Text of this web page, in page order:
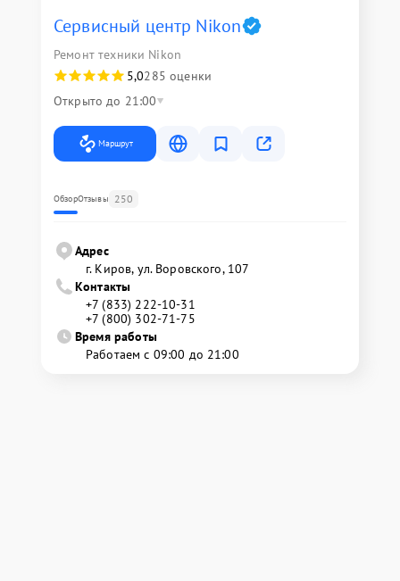
Сервисный центр Nikon
Ремонт техники Nikon
5,0285 оценки
Открыто до 21:00
Маршрут
ОбзорОтзывы 250
Адрес
г. Киров, ул. Воровского, 107
Контакты
+7 (833) 222-10-31
+7 (800) 302-71-75
Время работы
Работаем с 09:00 до 21:00